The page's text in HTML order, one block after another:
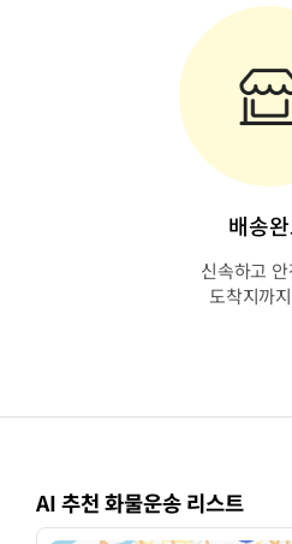
배송
신속하고
도착지까
AI 추천 화물운송 리스트